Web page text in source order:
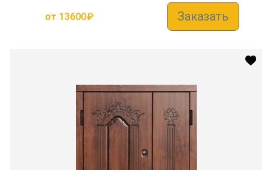
от 13600₽ Заказать